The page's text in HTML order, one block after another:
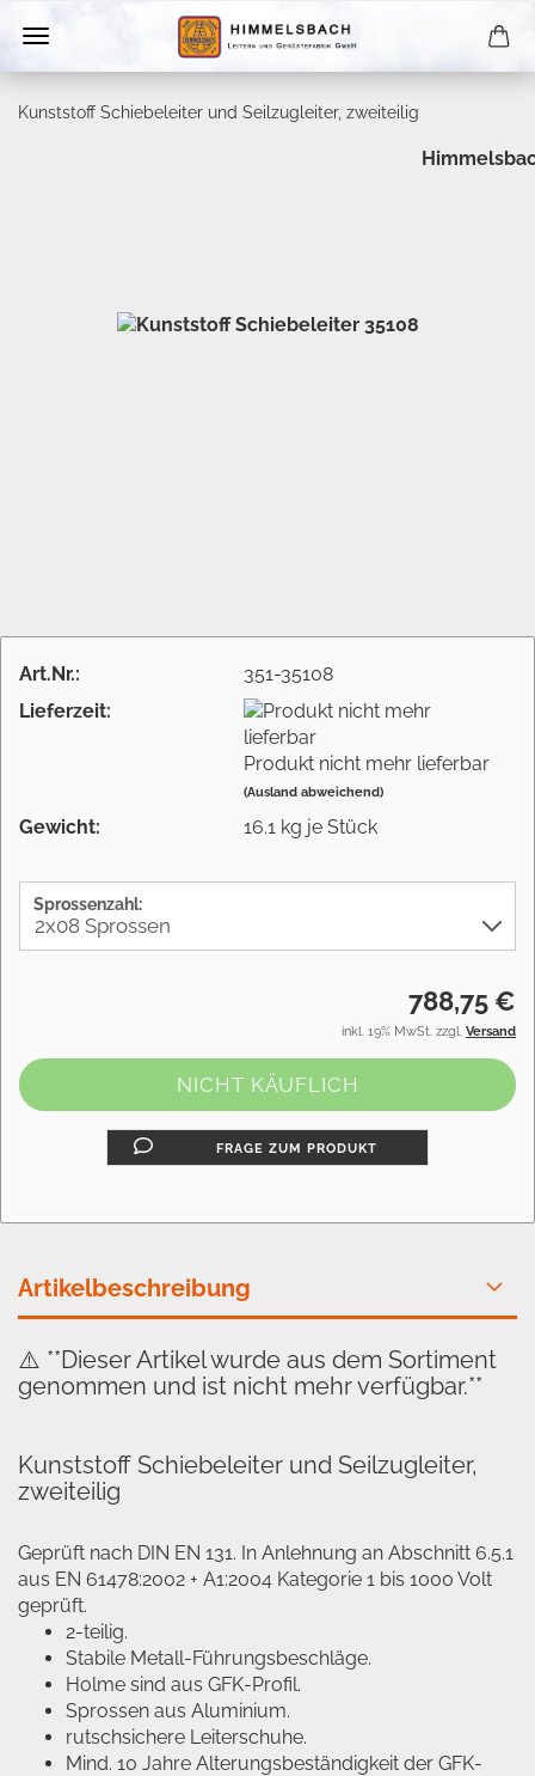
Kunststoff Schiebeleiter und Seilzugleiter, zweiteilig
Art.Nr.:
351-35108
Lieferzeit:
Produkt nicht mehr lieferbar
(Ausland abweichend)
Gewicht: 16.1 kg je Stück
Sprossenzahl:
788,75 €
inkl. 19% MwSt. zzgl. Versand
FRAGE ZUM PRODUKT
Artikelbeschreibung
⚠️ **Dieser Artikel wurde aus dem Sortiment
genommen und ist nicht mehr verfügbar.**
Kunststoff Schiebeleiter und Seilzugleiter,
zweiteilig
Geprüft nach DIN EN 131. In Anlehnung an Abschnitt 6.5.1
aus EN 61478:2002 + A1:2004 Kategorie 1 bis 1000 Volt
geprüft.
2-teilig.
Stabile Metall-Führungsbeschläge.
Holme sind aus GFK-Profil.
Sprossen aus Aluminium.
rutschsichere Leiterschuhe.
Mind. 10 Jahre Alterungsbeständigkeit der GFK-